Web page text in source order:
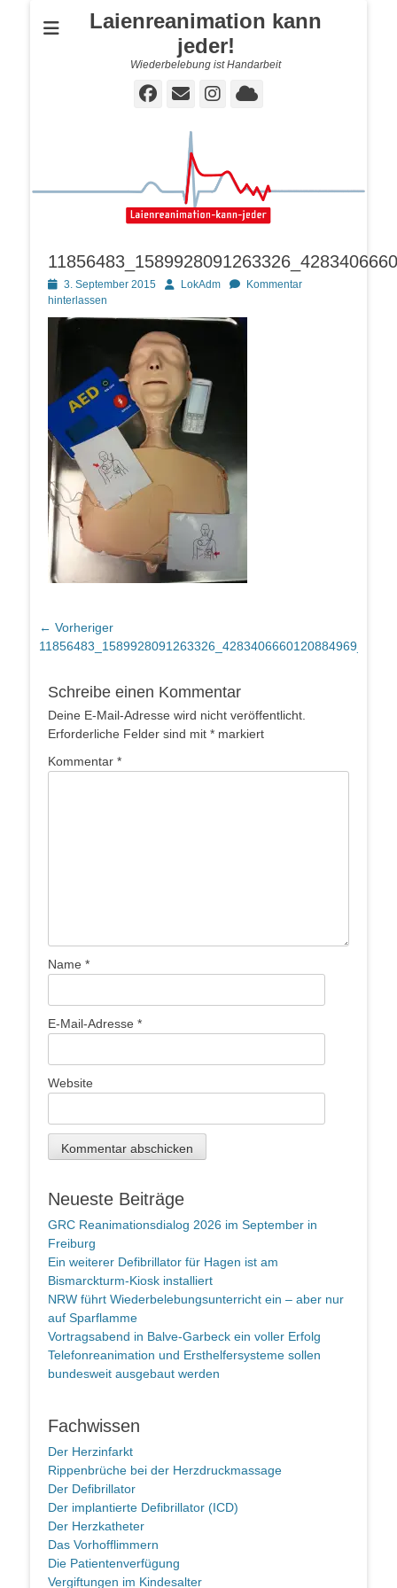
Laienreanimation kann
jeder!
Wiederbelebung ist Handarbeit
Facebook
E-
Instagram
Cloud
Posted
on
3. September 2015 AutorLokAdm
Kommentar
hinterlassen
Beitragsnavigation
← Vorheriger
Vorheriger
11856483_1589928091263326_4283406660120884969_o
Schreibe einen Kommentar
Deine E-Mail-Adresse wird nicht veröffentlicht.
Erforderliche Felder sind mit * markiert
Kommentar *
Name *
E-Mail-Adresse *
Website
Neueste Beiträge
GRC Reanimationsdialog 2026 im September in
Freiburg
Ein weiterer Defibrillator für Hagen ist am
Bismarckturm-Kiosk installiert
NRW führt Wiederbelebungsunterricht ein – aber nur
auf Sparflamme
Vortragsabend in Balve-Garbeck ein voller Erfolg
Telefonreanimation und Ersthelfersysteme sollen
bundesweit ausgebaut werden
Fachwissen
Der Herzinfarkt
Rippenbrüche bei der Herzdruckmassage
Der Defibrillator
Der implantierte Defibrillator (ICD)
Der Herzkatheter
Das Vorhofflimmern
Die Patientenverfügung
Vergiftungen im Kindesalter